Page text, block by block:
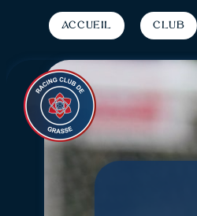
Accueil Club